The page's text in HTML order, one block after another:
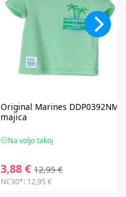
Original Marines DDP0392NM
majica
Na voljo takoj
3,88 € 12,95 €
NC30*: 12,95 €